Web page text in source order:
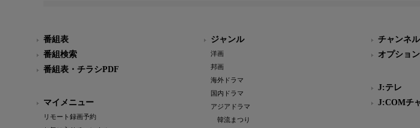
番組表
番組検索
番組表・チラシPDF
マイメニュー
リモート録画予約
ジャンル
洋画
邦画
海外ドラマ
国内ドラマ
アジアドラマ
韓流まつり
チャンネ
オプショ
J:テレ
J:COMチ